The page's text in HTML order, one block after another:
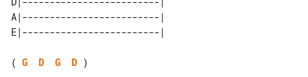
A|-------------------------|
( G D G D )